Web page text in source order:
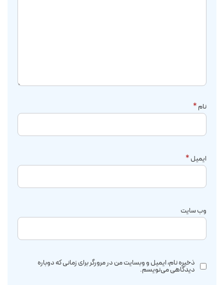
نام*
ایمیل*
وب‌ سایت
ذخیره نام، ایمیل و وبسایت من در مرورگر برای زمانی که دوباره
دیدگاهی می‌نویسم.